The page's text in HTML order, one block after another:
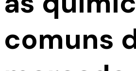
comuns